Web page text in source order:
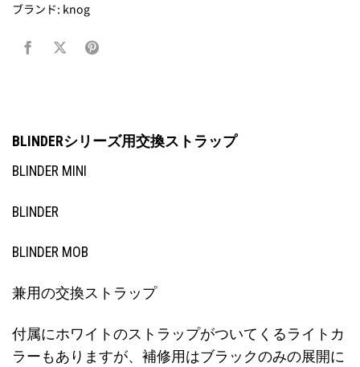
ブランド: knog
BLINDERシリーズ用交換ストラップ
BLINDER MINI
BLINDER
BLINDER MOB
兼用の交換ストラップ
付属にホワイトのストラップがついてくるライトカ
ラーもありますが、補修用はブラックのみの展開に